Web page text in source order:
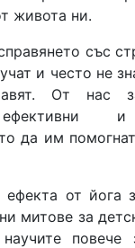
живота ни.
със
и често не
От нас
ефективни
да им
от йога
митове за
повече